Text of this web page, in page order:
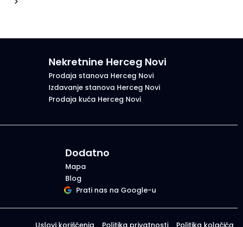
Nekretnine Herceg Novi
Prodaja stanova Herceg Novi
Izdavanje stanova Herceg Novi
Prodaja kuća Herceg Novi
Dodatno
Mapa
Blog
Prati nas na Google-u
Uslovi korišćenja Politika privatnosti Politika kolačića